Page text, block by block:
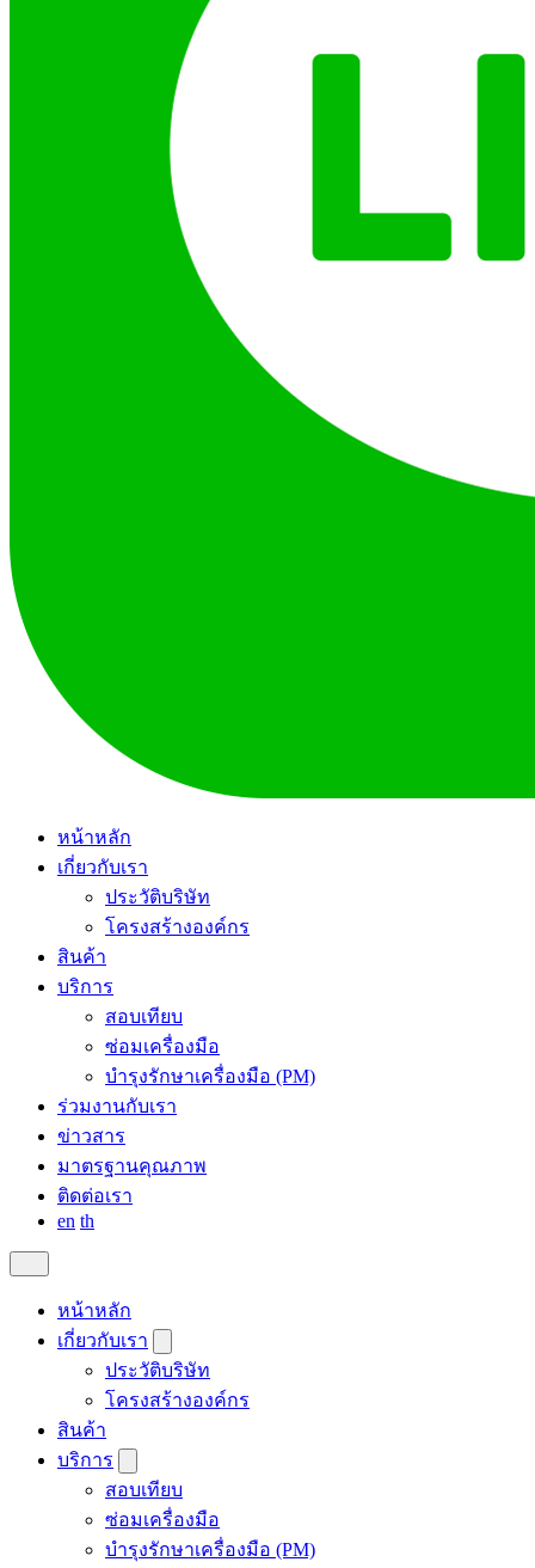
หน้าหลัก
เกี่ยวกับเรา
ประวัติบริษัท
โครงสร้างองค์กร
สินค้า
บริการ
สอบเทียบ
ซ่อมเครื่องมือ
บำรุงรักษาเครื่องมือ (PM)
ร่วมงานกับเรา
ข่าวสาร
มาตรฐานคุณภาพ
ติดต่อเรา
en th
หน้าหลัก
เกี่ยวกับเรา
ประวัติบริษัท
โครงสร้างองค์กร
สินค้า
บริการ
สอบเทียบ
ซ่อมเครื่องมือ
บำรุงรักษาเครื่องมือ (PM)